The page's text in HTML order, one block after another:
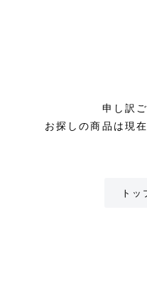
申し訳
お探しの商品は現
ト